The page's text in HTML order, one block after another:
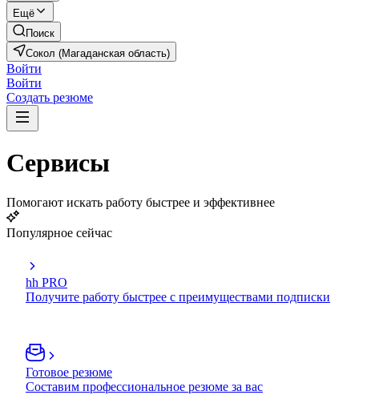
Ещё
Поиск
Сокол (Магаданская область)
Войти
Войти
Создать резюме
Сервисы
Помогают искать работу быстрее и эффективнее
Популярное сейчас
hh PRO
Получите работу быстрее с преимуществами подписки
Готовое резюме
Составим профессиональное резюме за вас